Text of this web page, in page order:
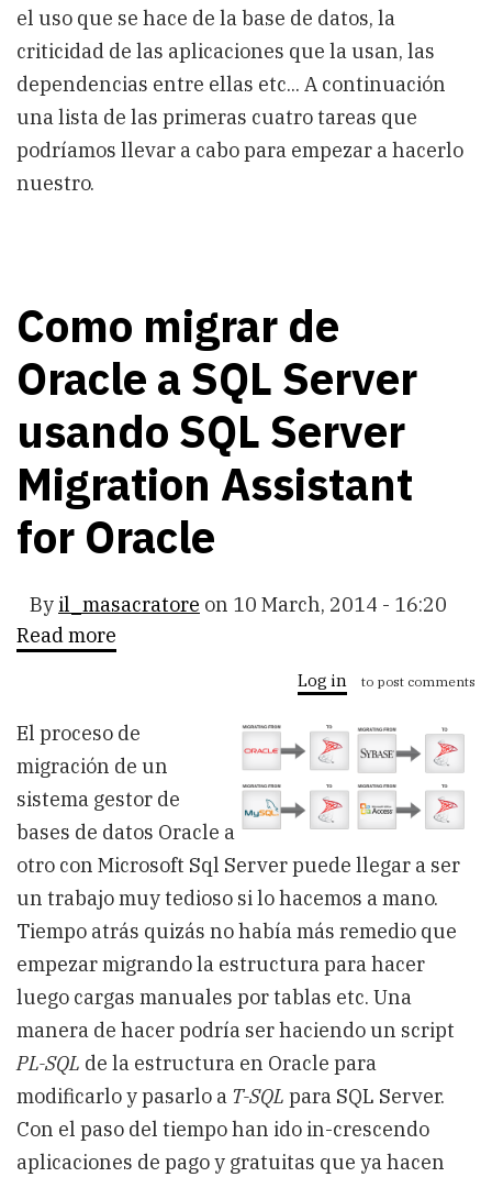
el uso que se hace de la base de datos, la
criticidad de las aplicaciones que la usan, las
dependencias entre ellas etc... A continuación
una lista de las primeras cuatro tareas que
podríamos llevar a cabo para empezar a hacerlo
nuestro.
Como migrar de
Oracle a SQL Server
usando SQL Server
Migration Assistant
for Oracle
Byil_masacratore on 10 March, 2014 - 16:20
Read more
a
SQL
Server
usando
SQL
Server
Migration
Assistant
for
Oracle
Log in to post comments
El proceso de
migración de un
sistema gestor de
bases de datos Oracle a
otro con Microsoft Sql Server puede llegar a ser
un trabajo muy tedioso si lo hacemos a mano.
Tiempo atrás quizás no había más remedio que
empezar migrando la estructura para hacer
luego cargas manuales por tablas etc. Una
manera de hacer podría ser haciendo un script
PL-SQL de la estructura en Oracle para
modificarlo y pasarlo a T-SQL para SQL Server.
Con el paso del tiempo han ido in-crescendo
aplicaciones de pago y gratuitas que ya hacen